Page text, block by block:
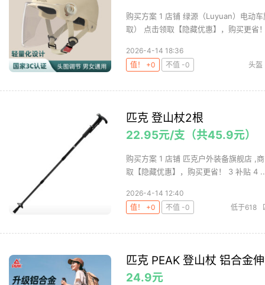
购买方案 1 店铺 绿源（Luyuan）电动
取） 点击领取【隐藏优惠】，购买更省
2026-4-14 18:36
值！ +0
不值 -0 头盔
匹克 登山杖2根
22.95元/支（共45.9元）
购买方案 1 店铺 匹克户外装备旗舰店 ,
取【隐藏优惠】，购买更省！ 3 补贴 4
2026-4-14 12:40
值！ +0
不值 -0 低于618
匹克 PEAK 登山杖 铝合金
24.9元